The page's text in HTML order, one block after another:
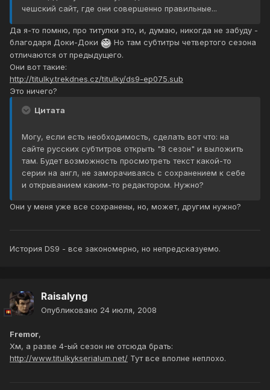
чешский сайт, где они совершенно правильные...
Да я-то помню, про титулки это, и, думаю, никогда не забуду -
благодаря Доки-Доки
Но там субтитры четвертого сезона
отличаются от предыдущего.
Они вот такие:
http://titulky.trekdnes.cz/titulky/ds9-ep075.sub
Это ничего?
Цитата
Могу, если есть необходимость, сделать вот что: на
сайте русских субтитров открыть "8 сезон" и выложить
там. Будет возможность просмотреть текст какой-то
серии на англ, не заморачиваясь с сохранением к себе
и открыванием каким-то редактором. Нужно?
Они у меня уже все сохранены, но, может, другим нужно?
История DS9 - все закономерно, но непредсказуемо.
Raisalyng
Опубликовано 24 июля, 2008
Fremor,
Хм, а разве 4-ый сезон не отсюда брать:
http://www.titulkykserialum.net/ Тут все вполне неплохо.